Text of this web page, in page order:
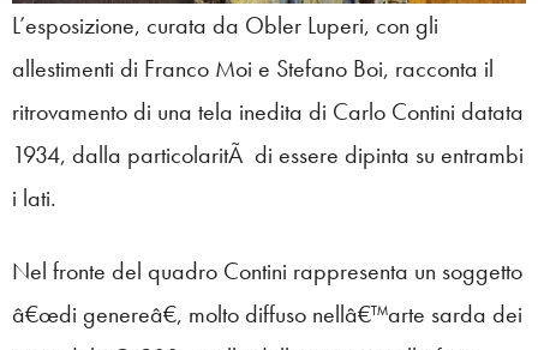
L’esposizione, curata da Obler Luperi, con gli
allestimenti di Franco Moi e Stefano Boi, racconta il
ritrovamento di una tela inedita di Carlo Contini datata
1934, dalla particolaritÃ di essere dipinta su entrambi
i lati.
Nel fronte del quadro Contini rappresenta un soggetto
â€œdi genereâ€, molto diffuso nellâ€™arte sarda dei